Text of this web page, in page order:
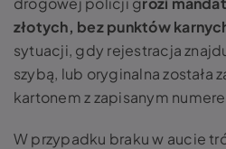
złotych, bez punktów
sytuacji, gdy rejestracja
szybą, lub oryginalna została
kartonem z zapisanym
W przypadku braku w aucie